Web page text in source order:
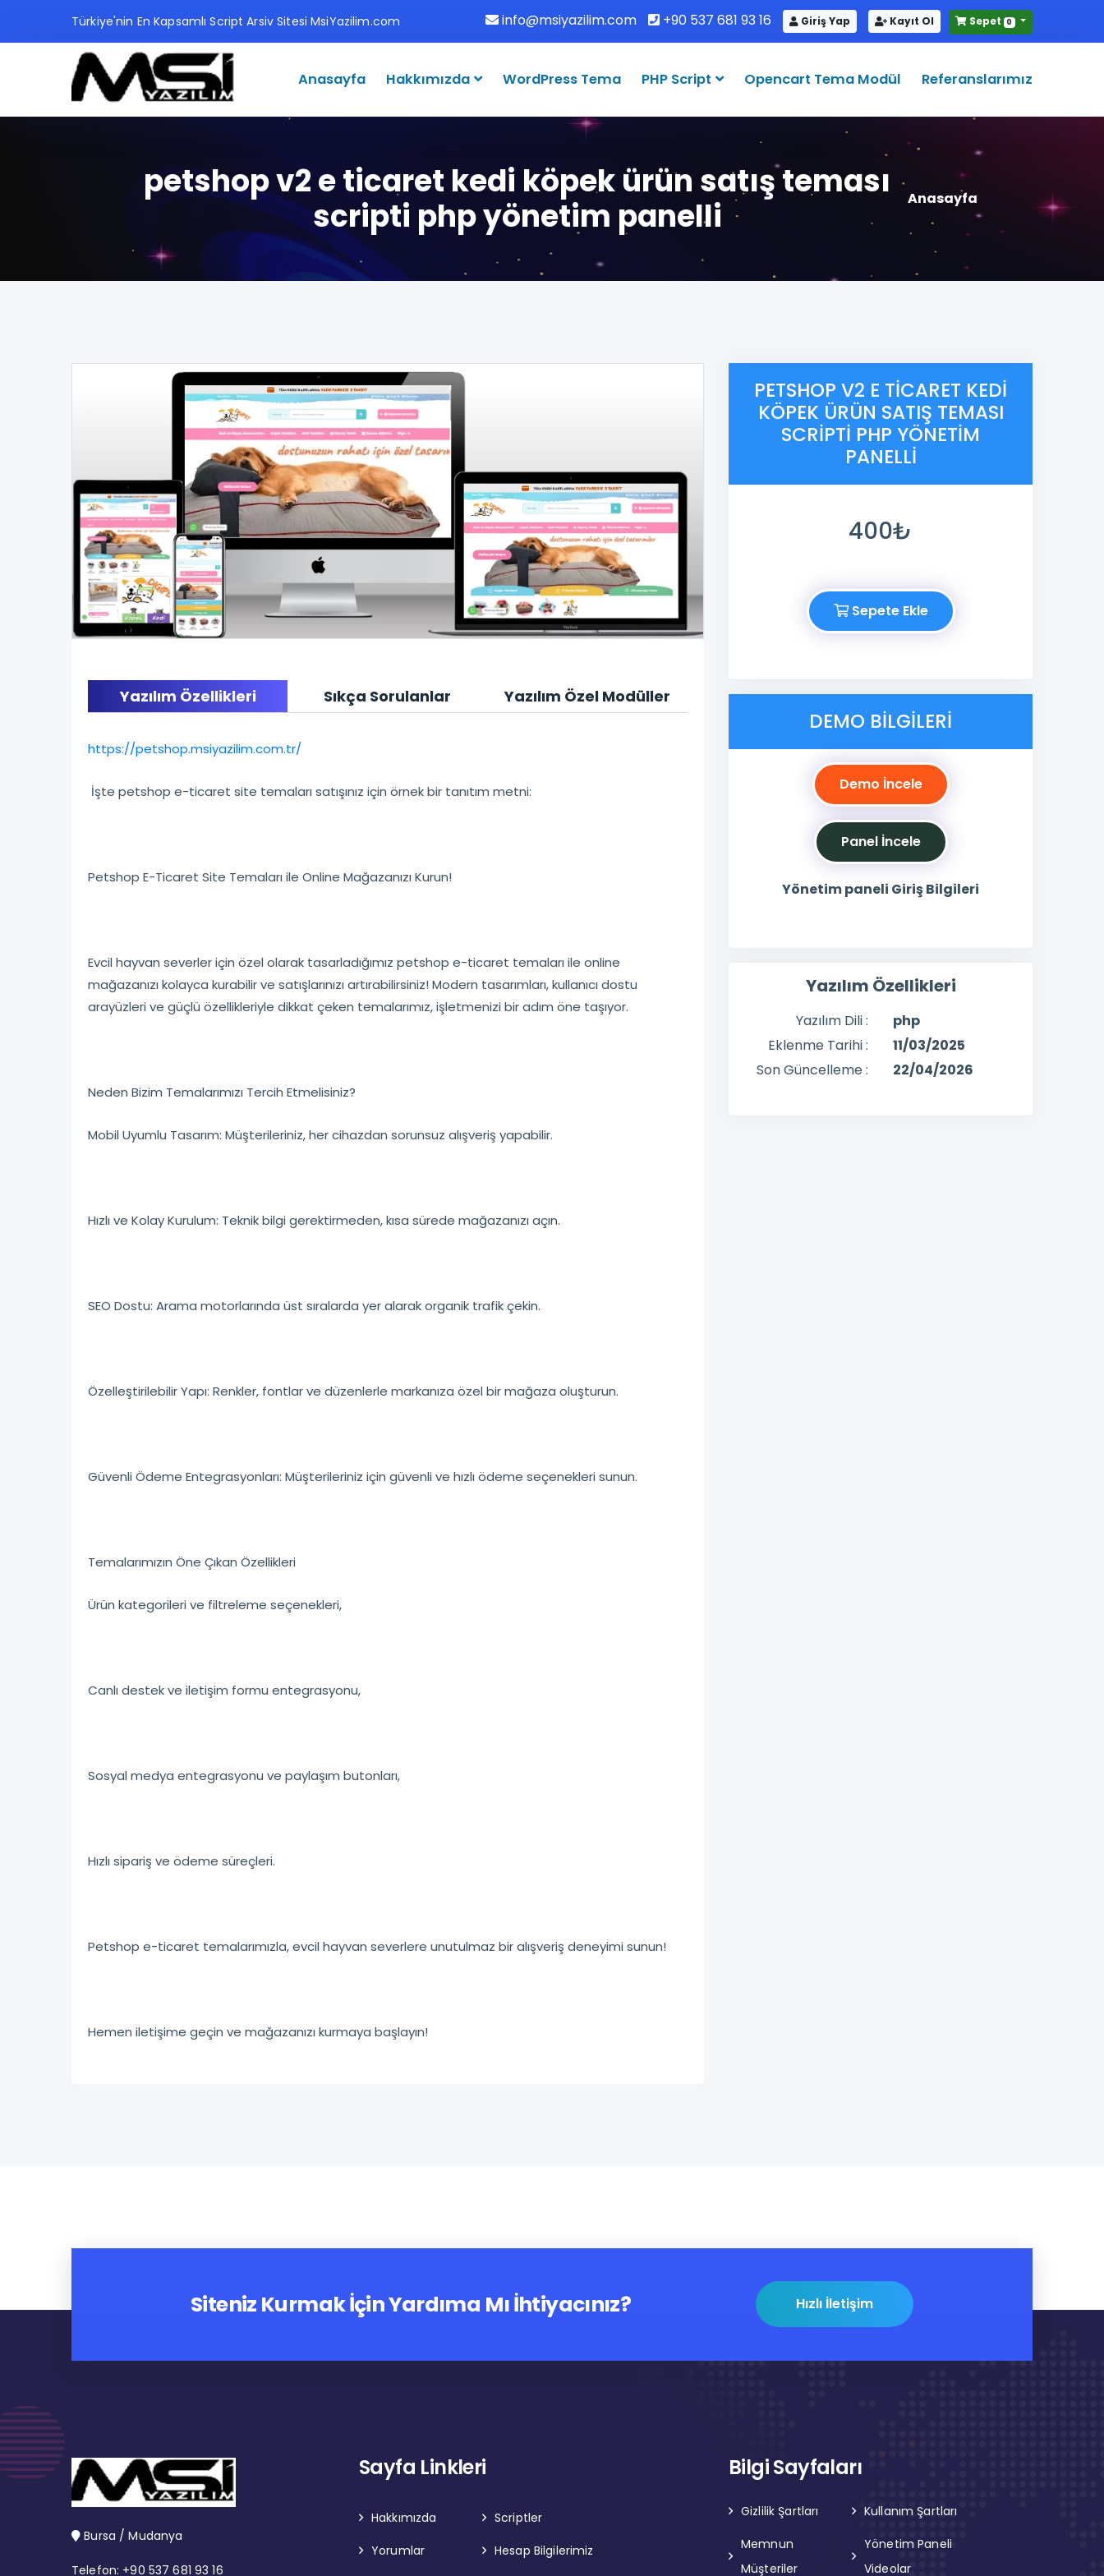
Türkiye'nin En Kapsamlı Script Arsiv Sitesi MsiYazilim.com info@msiyazilim.com +90 537 681 93 16 Giriş Yap Kayıt Ol Sepet 0
Anasayfa Hakkımızda WordPress Tema PHP Script Opencart Tema Modül Referanslarımız
petshop v2 e ticaret kedi köpek ürün satış teması
scripti php yönetim panelli
Anasayfa
Yazılım Özellikleri Sıkça Sorulanlar Yazılım Özel Modüller
https://petshop.msiyazilim.com.tr/
İşte petshop e-ticaret site temaları satışınız için örnek bir tanıtım metni:
Petshop E-Ticaret Site Temaları ile Online Mağazanızı Kurun!
Evcil hayvan severler için özel olarak tasarladığımız petshop e-ticaret temaları ile online
mağazanızı kolayca kurabilir ve satışlarınızı artırabilirsiniz! Modern tasarımları, kullanıcı dostu
arayüzleri ve güçlü özellikleriyle dikkat çeken temalarımız, işletmenizi bir adım öne taşıyor.
Neden Bizim Temalarımızı Tercih Etmelisiniz?
Mobil Uyumlu Tasarım: Müşterileriniz, her cihazdan sorunsuz alışveriş yapabilir.
Hızlı ve Kolay Kurulum: Teknik bilgi gerektirmeden, kısa sürede mağazanızı açın.
SEO Dostu: Arama motorlarında üst sıralarda yer alarak organik trafik çekin.
Özelleştirilebilir Yapı: Renkler, fontlar ve düzenlerle markanıza özel bir mağaza oluşturun.
Güvenli Ödeme Entegrasyonları: Müşterileriniz için güvenli ve hızlı ödeme seçenekleri sunun.
Temalarımızın Öne Çıkan Özellikleri
Ürün kategorileri ve filtreleme seçenekleri,
Canlı destek ve iletişim formu entegrasyonu,
Sosyal medya entegrasyonu ve paylaşım butonları,
Hızlı sipariş ve ödeme süreçleri.
Petshop e-ticaret temalarımızla, evcil hayvan severlere unutulmaz bir alışveriş deneyimi sunun!
Hemen iletişime geçin ve mağazanızı kurmaya başlayın!
PETSHOP V2 E TICARET KEDI
KÖPEK ÜRÜN SATIŞ TEMASI
SCRIPTI PHP YÖNETIM
PANELLI
400₺
Sepete Ekle
DEMO BILGILERI
Demo İncele
Panel İncele
Yönetim paneli Giriş Bilgileri
Yazılım Özellikleri
Yazılım Dili :
php
Eklenme Tarihi :
11/03/2025
Son Güncelleme :
22/04/2026
Siteniz Kurmak İçin Yardıma Mı İhtiyacınız? Hızlı İletişim
Bursa / Mudanya
Telefon: +90 537 681 93 16
Sayfa Linkleri
Hakkımızda
Scriptler
Yorumlar
Hesap Bilgilerimiz
Bilgi Sayfaları
Gizlilik Şartları
Kullanım Şartları
Memnun
Müşteriler
Yönetim Paneli
Videolar